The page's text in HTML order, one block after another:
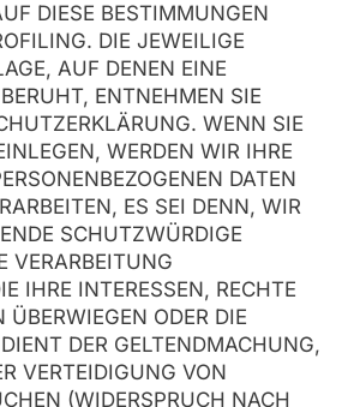
DIESE BESTIMMUNGEN
DIE JEWEILIGE
AUF DENEN EINE
ENTNEHMEN SIE
WENN SIE
WERDEN WIR IHRE
DATEN
ES SEI DENN, WIR
SCHUTZWÜRDIGE
VERARBEITUNG
IHRE INTERESSEN, RECHTE
ÜBERWIEGEN ODER DIE
DER GELTENDMACHUNG,
VERTEIDIGUNG VON
(WIDERSPRUCH NACH